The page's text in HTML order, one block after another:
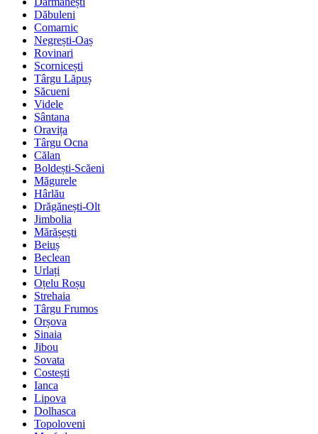
Dăbuleni
Comarnic
Negrești-Oaș
Rovinari
Scornicești
Târgu Lăpuș
Săcueni
Videle
Sântana
Oravița
Târgu Ocna
Călan
Boldești-Scăeni
Măgurele
Hârlău
Drăgănești-Olt
Jimbolia
Mărășești
Beiuș
Beclean
Urlați
Oțelu Roșu
Strehaia
Târgu Frumos
Orșova
Sinaia
Jibou
Sovata
Costești
Ianca
Lipova
Dolhasca
Topoloveni